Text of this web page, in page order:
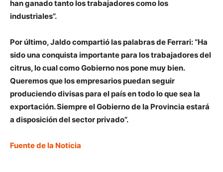
han ganado tanto los trabajadores como los
industriales”.
Por último, Jaldo compartió las palabras de Ferrari:“Ha
sido una conquista importante para los trabajadores del
citrus, lo cual como Gobierno nos pone muy bien.
Queremos que los empresarios puedan seguir
produciendo divisas para el país en todo lo que sea la
exportación. Siempre el Gobierno de la Provincia estará
a disposición del sector privado”.
Fuente de la Noticia